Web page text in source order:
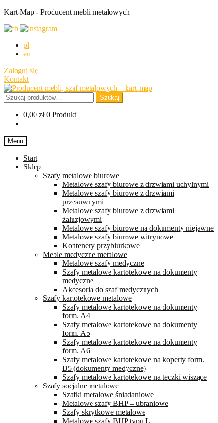
Kart-Map - Producent mebli metalowych
pl
en
Zaloguj się
Kontakt
Przejdź
do
nawigacji
Przejdź
do
treści
Szukaj: Szukaj
0,00 zł 0 Produkt
Menu
Start
Sklep
Szafy metalowe biurowe
Metalowe szafy biurowe z drzwiami uchylnymi
Metalowe szafy biurowe z drzwiami
przesuwnymi
Metalowe szafy biurowe z drzwiami
żaluzjowymi
Metalowe szafy biurowe na dokumenty niejawne
Metalowe szafy biurowe witrynowe
Kontenery przybiurkowe
Meble medyczne metalowe
Metalowe szafy medyczne
Szafy metalowe kartotekowe na dokumenty
medyczne
Akcesoria do szaf medycznych
Szafy kartotekowe metalowe
Szafy metalowe kartotekowe na dokumenty
form. A4
Szafy metalowe kartotekowe na dokumenty
form. A5
Szafy metalowe kartotekowe na dokumenty
form. A6
Szafy metalowe kartotekowe na koperty form.
B5 (dokumenty medyczne)
Szafy metalowe kartotekowe na teczki wiszące
Szafy socjalne metalowe
Szafki metalowe śniadaniowe
Metalowe szafy BHP – ubraniowe
Szafy skrytkowe metalowe
Metalowe szafy BHP typu L